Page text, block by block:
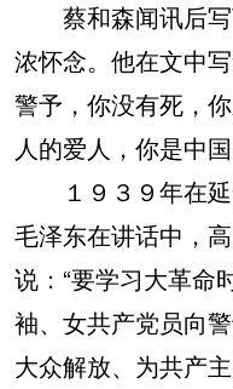
蔡和森闻讯后写
浓怀念。他在文中
警予，你没有死，
人的爱人，你是中
１９３９年在延
毛泽东在讲话中，
说：“要学习大革命
袖、女共产党员向
大众解放、为共产